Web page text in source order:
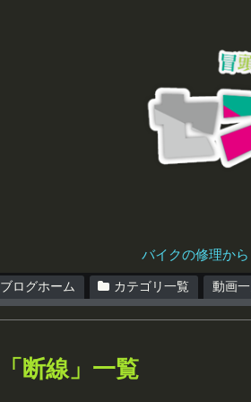
バイクの修理か
ブログホーム カテゴリ一覧 動画
「 断線 」 一覧